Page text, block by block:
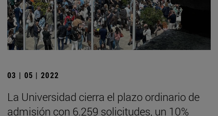
03 | 05 | 2022
La Universidad cierra el plazo ordinario de
admisión con 6.259 solicitudes, un 10%